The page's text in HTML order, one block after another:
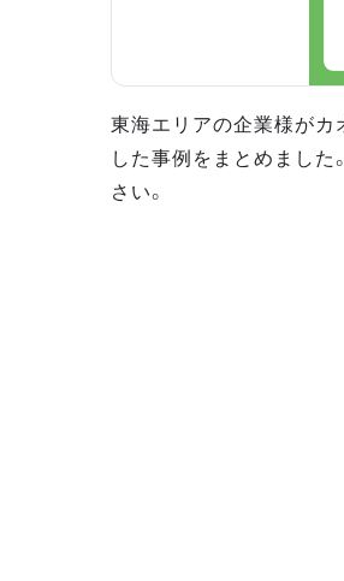
東海エリアの企業様が
した事例をまとめまし
さい。